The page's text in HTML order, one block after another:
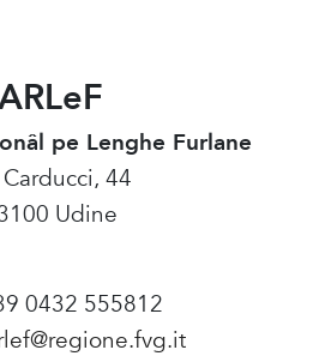
pe Lenghe Furlane
44
Udine
0432 555812